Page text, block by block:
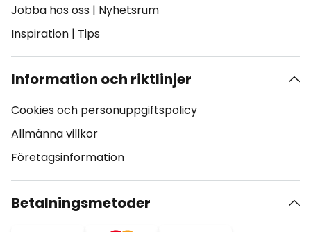
Jobba hos oss | Nyhetsrum
Inspiration | Tips
Information och riktlinjer
Cookies och personuppgiftspolicy
Allmänna villkor
Företagsinformation
Betalningsmetoder